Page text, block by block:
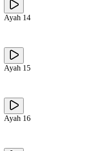
Ayah 14
Ayah 15
Ayah 16